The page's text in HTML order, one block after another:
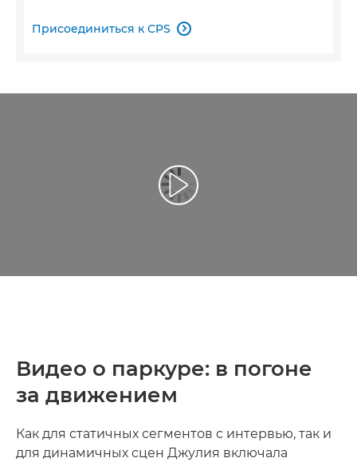
Присоединиться к CPS 
Воспроизведение видео
Видео о паркуре: в погоне
за движением
Как для статичных сегментов с интервью, так и
для динамичных сцен Джулия включала